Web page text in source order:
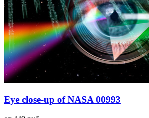
Eye close-up of NASA 00993